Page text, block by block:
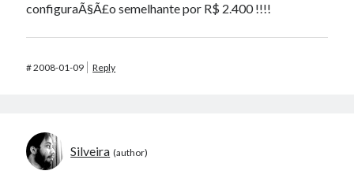
configuraÃ§Ã£o semelhante por R$ 2.400 !!!!
#2008-01-09 Reply
Silveira